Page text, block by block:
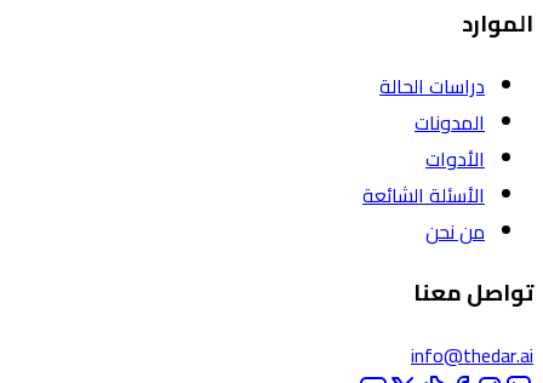
الموارد
دراسات الحالة
المدونات
الأدوات
الأسئلة الشائعة
من نحن
تواصل معنا
info@thedar.ai